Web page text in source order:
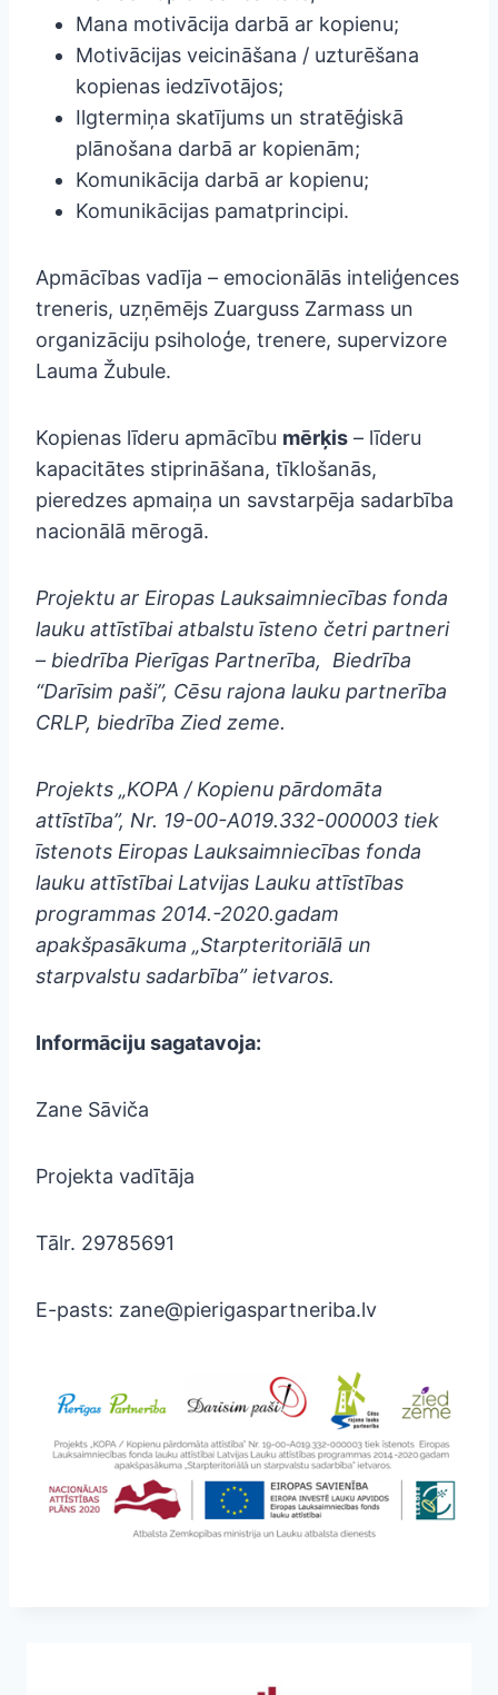
Mana motivācija darbā ar kopienu;
Motivācijas veicināšana / uzturēšana
kopienas iedzīvotājos;
Ilgtermiņa skatījums un stratēģiskā
plānošana darbā ar kopienām;
Komunikācija darbā ar kopienu;
Komunikācijas pamatprincipi.
Apmācības vadīja – emocionālās inteliģences
treneris, uzņēmējs Zuarguss Zarmass un
organizāciju psiholoģe, trenere, supervizore
Lauma Žubule.
Kopienas līderu apmācību mērķis – līderu
kapacitātes stiprināšana, tīklošanās,
pieredzes apmaiņa un savstarpēja sadarbība
nacionālā mērogā.
Projektu ar Eiropas Lauksaimniecības fonda
lauku attīstībai atbalstu īsteno četri partneri
– biedrība Pierīgas Partnerība, Biedrība
“Darīsim paši”, Cēsu rajona lauku partnerība
CRLP, biedrība Zied zeme.
Projekts „KOPA / Kopienu pārdomāta
attīstība”, Nr. 19-00-A019.332-000003 tiek
īstenots Eiropas Lauksaimniecības fonda
lauku attīstībai Latvijas Lauku attīstības
programmas 2014.-2020.gadam
apakšpasākuma „Starpteritoriālā un
starpvalstu sadarbība” ietvaros.
Informāciju sagatavoja:
Zane Sāviča
Projekta vadītāja
Tālr. 29785691
E-pasts: zane@pierigaspartneriba.lv